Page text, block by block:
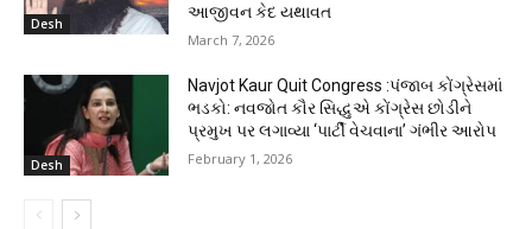
Desh
આજીવન કેદ યથાવત
March 7, 2026
Desh
Navjot Kaur Quit Congress :પંજાબ કોંગ્રેસમાં
ભડકો: નવજોત કૌર સિદ્ધુએ કોંગ્રેસ છોડીને
પ્રમુખ પર લગાવ્યા ‘પાર્ટી વેચવાના’ ગંભીર આરોપ
February 1, 2026